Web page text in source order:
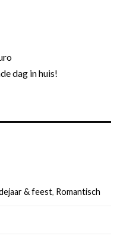
dag in huis!
& feest, Romantisch